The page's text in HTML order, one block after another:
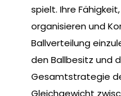
spielt. Ihre
organisieren und
Ballverteilung
den Ballbesitz und
Gesamtstrategie